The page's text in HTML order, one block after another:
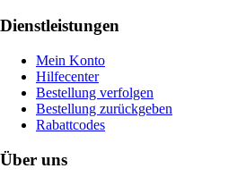
Dienstleistungen
Mein Konto
Hilfecenter
Bestellung verfolgen
Bestellung zurückgeben
Rabattcodes
Über uns